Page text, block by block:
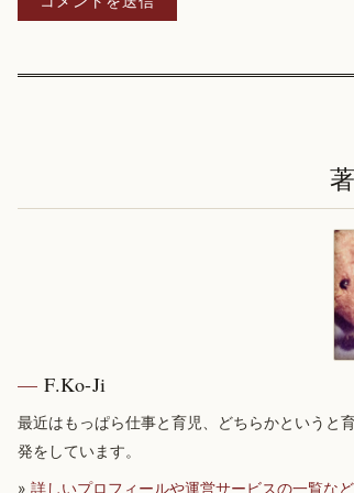
F.Ko-Ji
最近はもっぱら仕事と育児、どちらかというと
発をしています。
» 詳しいプロフィールや運営サービスの一覧など